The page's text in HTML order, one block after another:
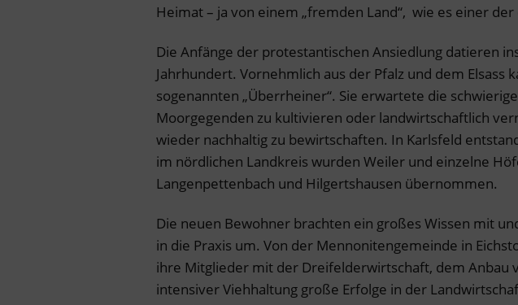
Heimat – ja von einem „fremden Land“, wie es einer
Die Anfänge der protestantischen Ansiedlung datieren
Jahrhundert. Vornehmlich aus der Pfalz und dem Elsass
sogenannten „Überrheiner“. Sie erwartete die
Moorgegenden zu kultivieren oder landwirtschaftlich
wieder nachhaltig zu bewirtschaften. In Karlsfeld
im nördlichen Landkreis wurden Weiler und einzelne
Langenpettenbach und Hilgertshausen übernommen.
Die neuen Bewohner brachten ein großes Wissen mit
in die Praxis um. Von der Mennonitengemeinde in
ihre Mitglieder mit der Dreifelderwirtschaft, dem Anbau
intensiver Viehhaltung große Erfolge in der